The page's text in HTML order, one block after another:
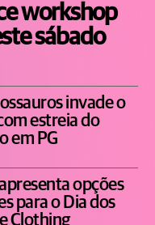
workshop
sábado
invade o
estreia do
em PG
opções
para o Dia dos
Clothing